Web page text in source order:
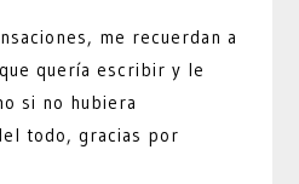
me recuerdan a
quería escribir y le
si no hubiera
todo, gracias por